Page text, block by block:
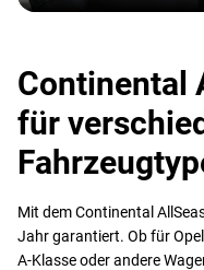
Continental
für
Mit dem Continental
Jahr garantiert. Ob für
A-Klasse oder andere